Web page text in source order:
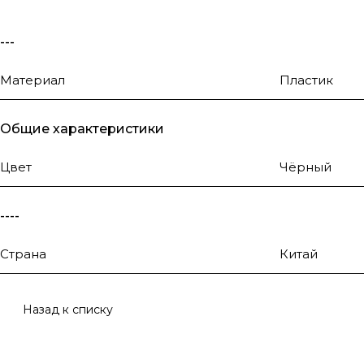
---
Материал Пластик
Общие характеристики
Цвет Чёрный
----
Страна Китай
Назад к списку